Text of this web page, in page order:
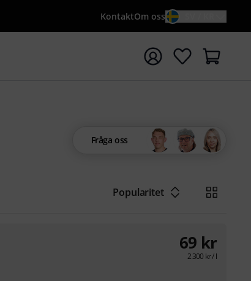
KontaktOm oss
med söktermen {searchTerm}
Fråga oss
Popularitet
69 kr
2 300 kr/ l